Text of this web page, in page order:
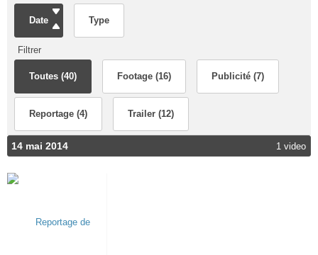
Date Type
Filtrer
Toutes (40) Footage (16) Publicité (7)
Reportage (4) Trailer (12)
14 mai 2014 1 video